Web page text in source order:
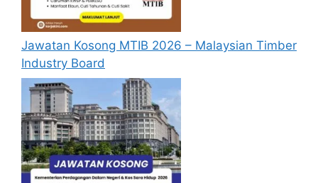
Jawatan Kosong MTIB 2026 – Malaysian Timber
Industry Board